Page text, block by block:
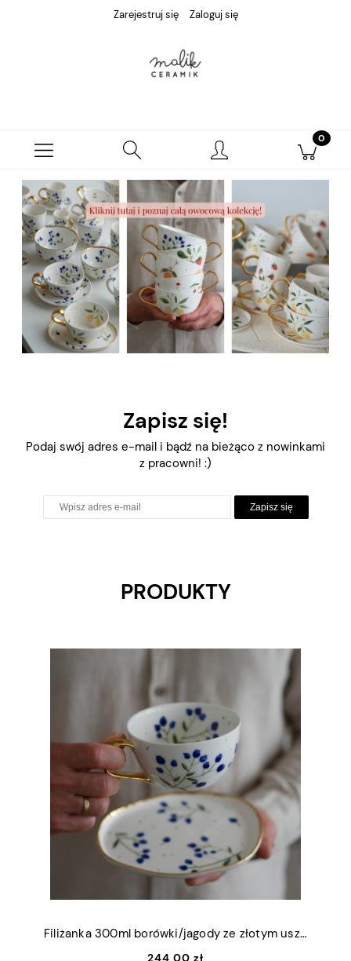
Zarejestruj się Zaloguj się
Zapisz się!
Podaj swój adres e-mail i bądź na bieżąco z nowinkami
z pracowni! :)
Zapisz się
PRODUKTY
Filiżanka 300ml borówki/jagody ze złotym uszkiem + talerzyk (M) 13,5x16cm
244,00 zł